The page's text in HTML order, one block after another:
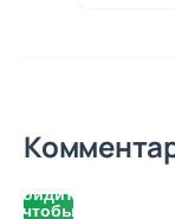
Войдите,
чтобы